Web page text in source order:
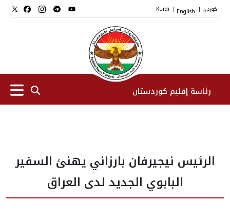
کوردی |
English
|
Kurdi
رئاسة إقليم كوردستان
نواب الرئيس
طاقم الرئاسة
الرئيس نيجيرفان بارزاني يهنئ السفير
البابوي الجديد لدى العراق